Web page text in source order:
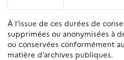
À l’issue de ces durées de
supprimées ou anonymisées à
ou conservées conformément
matière d’archives publiques.